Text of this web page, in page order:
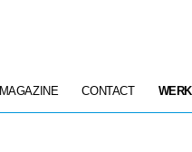
MAGAZINE CONTACT